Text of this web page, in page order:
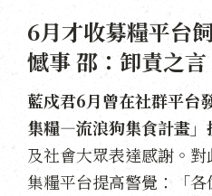
6月才收募糧平台
憾事 邵：卸責之言
藍戍君6月曾在社群平台
集糧—流浪狗集食計畫」
及社會大眾表達感謝。
集糧平台提高警覺：「